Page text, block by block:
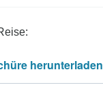
herunterladen